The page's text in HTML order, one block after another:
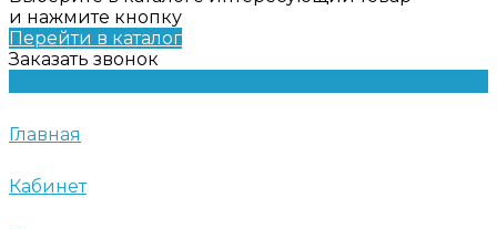
и нажмите кнопку
Перейти в каталог
Заказать звонок
Главная
Кабинет